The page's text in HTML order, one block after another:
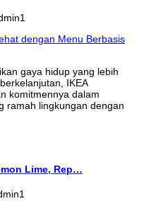
gaya hidup yang lebih
IKEA
komitmennya dalam
ramah lingkungan dengan
Lime, Rep…